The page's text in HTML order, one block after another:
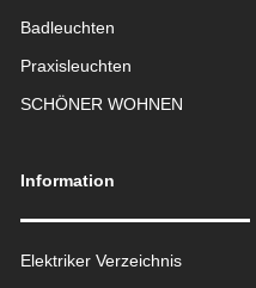
Badleuchten
Praxisleuchten
SCHÖNER WOHNEN
Information
Elektriker Verzeichnis